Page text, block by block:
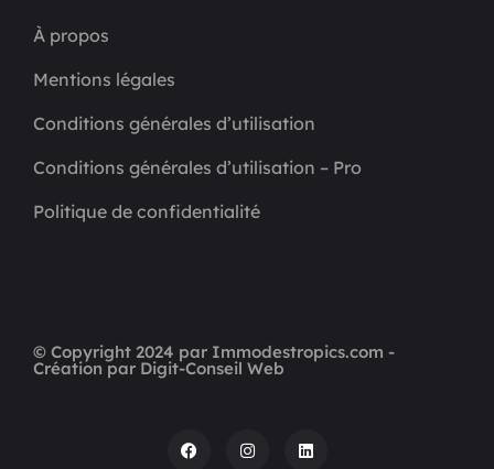
À propos
Mentions légales
Conditions générales d’utilisation
Conditions générales d’utilisation – Pro
Politique de confidentialité
© Copyright 2024 par Immodestropics.com -
Création par Digit-Conseil Web